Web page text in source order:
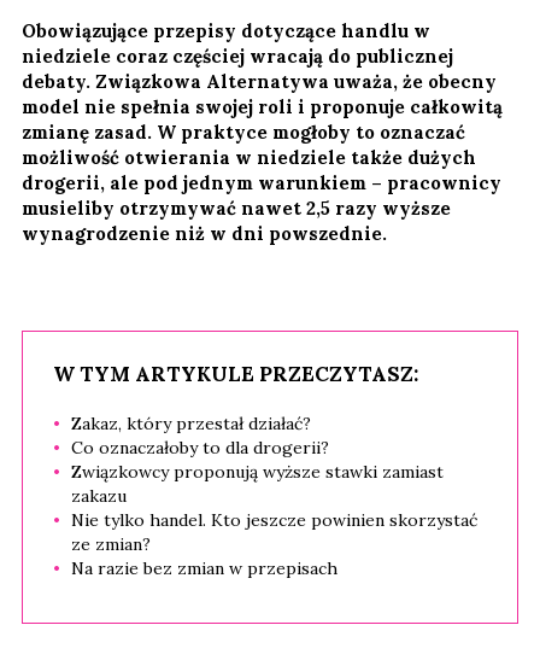
Obowiązujące przepisy dotyczące handlu w
niedziele coraz częściej wracają do publicznej
debaty. Związkowa Alternatywa uważa, że obecny
model nie spełnia swojej roli i proponuje całkowitą
zmianę zasad. W praktyce mogłoby to oznaczać
możliwość otwierania w niedziele także dużych
drogerii, ale pod jednym warunkiem – pracownicy
musieliby otrzymywać nawet 2,5 razy wyższe
wynagrodzenie niż w dni powszednie.
W TYM ARTYKULE PRZECZYTASZ:
Zakaz, który przestał działać?
Co oznaczałoby to dla drogerii?
Związkowcy proponują wyższe stawki zamiast
zakazu
Nie tylko handel. Kto jeszcze powinien skorzystać
ze zmian?
Na razie bez zmian w przepisach